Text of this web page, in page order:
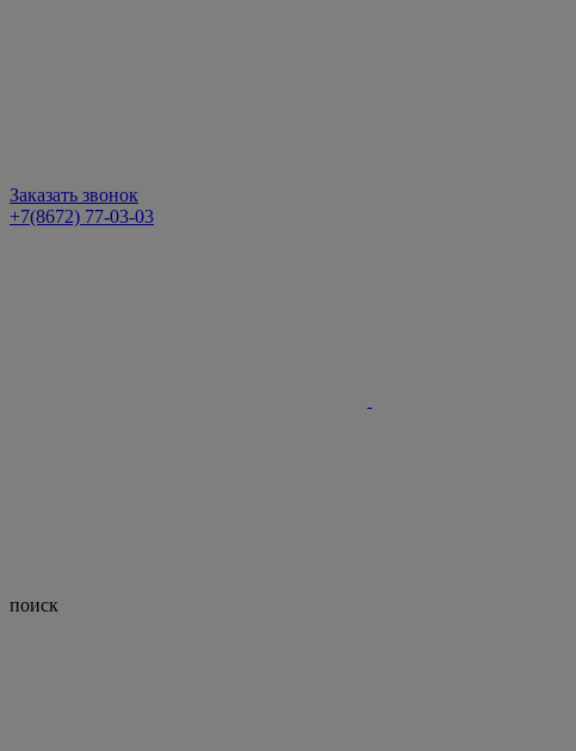
Заказать звонок
+7(8672) 77-03-03
поиск